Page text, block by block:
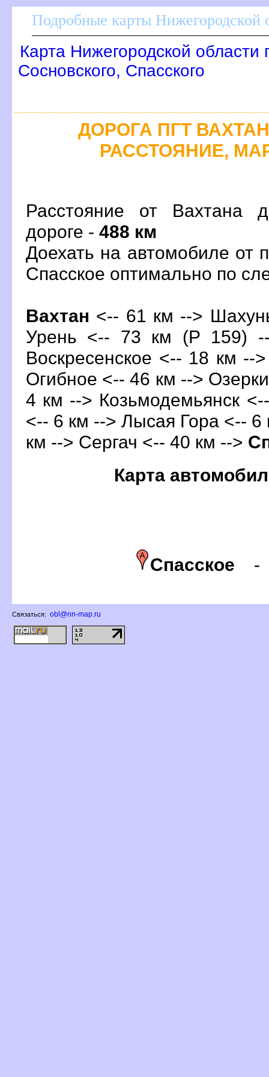
Подробные карты Нижегородской
Карта Нижегородской области
Сосновского, Спасского
ДОРОГА ПГТ
РАССТОЯНИЕ,
Расстояние от Вахтана
дороге - 488 км
Доехать на автомобиле от
Спасское оптимально по
ахтан <-- 61 км -->
Урень <-- 73 км (Р 159)
оскресенское <-- 18 км --
Огибное <-- 46 км -->
4 км --> Козьмодемьянск
<-- 6 км --> Лысая Гора <--
км --> Сергач <-- 40 км -->
Карта
Спасское
Связаться: obl@nn-map.ru